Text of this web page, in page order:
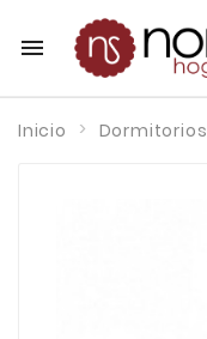

Inicio Dormitorios